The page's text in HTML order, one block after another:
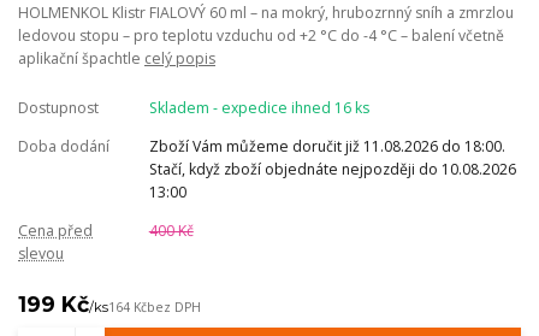
HOLMENKOL Klistr FIALOVÝ 60 ml – na mokrý, hrubozrnný sníh a zmrzlou
ledovou stopu – pro teplotu vzduchu od +2 °C do -4 °C – balení včetně
aplikační špachtle celý popis
Dostupnost
Skladem - expedice ihned 16 ks
Doba dodání
Zboží Vám můžeme doručit již 11.08.2026 do 18:00.
Stačí, když zboží objednáte nejpozději do 10.08.2026
13:00
Cena před
slevou
400 Kč
199 Kč/ks164 Kčbez DPH